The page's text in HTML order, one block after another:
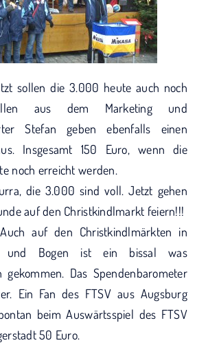
sollen die 3.000 heute auch noch
aus dem Marketing und
Stefan geben ebenfalls einen
Insgesamt 150 Euro, wenn die
noch erreicht werden.
die 3.000 sind voll. Jetzt gehen
auf den Christkindlmarkt feiern!!!
auf den Christkindlmärkten in
und Bogen ist ein bissal was
gekommen. Das Spendenbarometer
Ein Fan des FTSV aus Augsburg
beim Auswärtsspiel des FTSV
50 Euro.